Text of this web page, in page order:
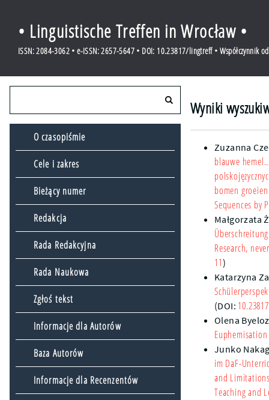
• Linguistische Treffen in Wrocław •
ISSN: 2084-3062 • e-ISSN: 2657-5647 • DOI: 10.23817/lingtreff • Współczynnik
O czasopiśmie
Cele i zakres
Bieżący numer
Redakcja
Rada Redakcyjna
Rada Naukowa
Zgłoś tekst
Informacje dla Autorów
Baza Autorów
Informacje dla Recenzentów
Wyniki
Zuzanna
blauwe
bomen
Sequences by
Małgorzata
Research,
11)
Katarzyna
(DOI:
Olena
Junko
im DaF-
and
Teaching and